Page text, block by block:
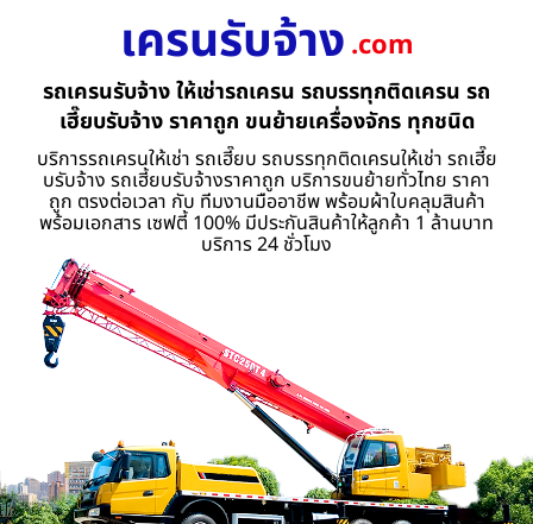
เครนรับจ้าง .com
รถเครนรับจ้าง ให้เช่ารถเครน รถบรรทุกติดเครน รถ
เฮี๊ยบรับจ้าง ราคาถูก ขนย้ายเครื่องจักร ทุกชนิด
บริการรถเครนให้เช่า รถเฮี๊ยบ รถบรรทุกติดเครนให้เช่า รถเฮี๊ย
บรับจ้าง รถเฮี้ยบรับจ้างราคาถูก บริการขนย้ายทั่วไทย ราคา
ถูก ตรงต่อเวลา กับ ทีมงานมืออาชีพ พร้อมผ้าใบคลุมสินค้า
พร้อมเอกสาร เซฟตี้ 100% มีประกันสินค้าให้ลูกค้า 1 ล้านบาท
บริการ 24 ชั่วโมง